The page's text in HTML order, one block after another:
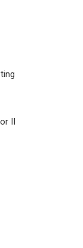
II